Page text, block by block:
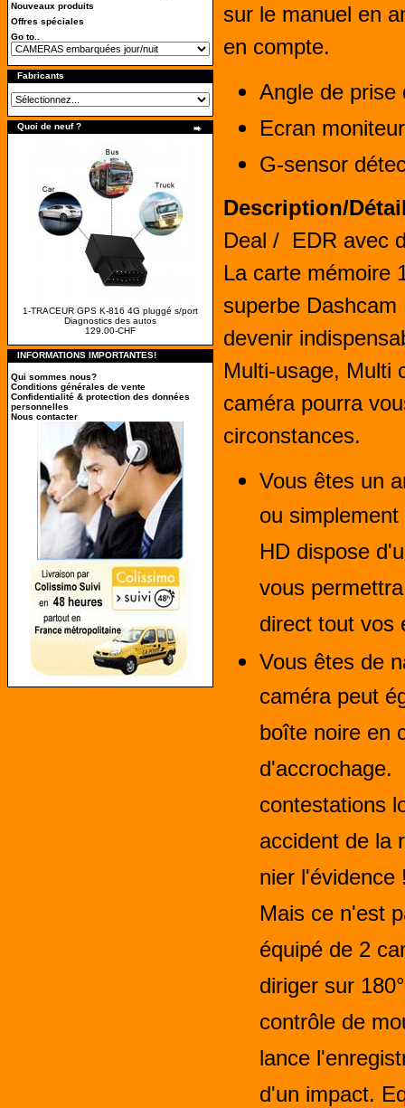
Nouveaux produits
Offres spéciales
Go to..
Fabricants
Quoi de neuf ?
1-TRACEUR GPS K-816 4G pluggé s/port
Diagnostics des autos
129.00-CHF
INFORMATIONS IMPORTANTES!
Qui sommes nous?
Conditions générales de vente
Confidentialité & protection des données
personnelles
Nous contacter
sur le manuel en
en compte.
Angle de prise
Ecran
G-sensor
Description/
Deal / EDR avec
La carte mémoire
superbe
devenir
Multi-usage, Multi
caméra pourra
circonstances.
Vous êtes un
ou
HD dispose
vous
direct tout vos
Vous êtes de
caméra peut
boîte noire en
d'accrochage.
contestations
accident de la
nier l'évidence
Mais ce n'est
équipé de 2
diriger sur
contrôle de
lance
d'un impact.